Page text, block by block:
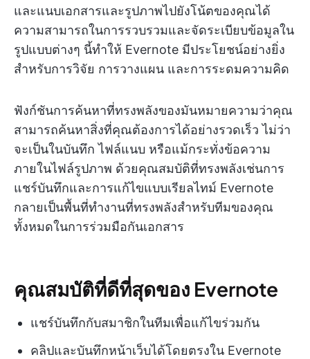
และแนบเอกสารและรูปภาพไปยังโน้ตของคุณได้
ความสามารถในการรวบรวมและจัดระเบียบข้อมูลใน
รูปแบบต่างๆ นี้ทำให้ Evernote มีประโยชน์อย่างยิ่ง
สำหรับการวิจัย การวางแผน และการระดมความคิด
ฟังก์ชันการค้นหาที่ทรงพลังของมันหมายความว่าคุณ
สามารถค้นหาสิ่งที่คุณต้องการได้อย่างรวดเร็ว ไม่ว่า
จะเป็นในบันทึก ไฟล์แนบ หรือแม้กระทั่งข้อความ
ภายในไฟล์รูปภาพ ด้วยคุณสมบัติที่ทรงพลังเช่นการ
แชร์บันทึกและการแก้ไขแบบเรียลไทม์ Evernote
กลายเป็นพื้นที่ทำงานที่ทรงพลังสำหรับทีมของคุณ
ทั้งหมดในการร่วมมือกันเอกสาร
คุณสมบัติที่ดีที่สุดของ Evernote
แชร์บันทึกกับสมาชิกในทีมเพื่อแก้ไขร่วมกัน
คลิปและบันทึกหน้าเว็บได้โดยตรงใน Evernote